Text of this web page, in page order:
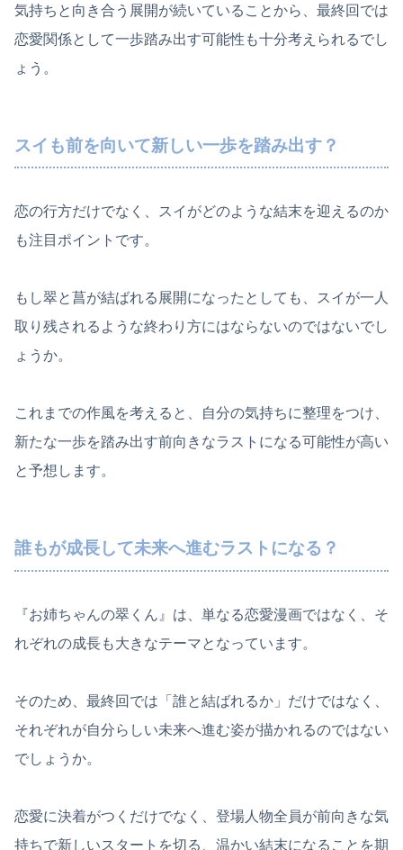
気持ちと向き合う展開が続いていることから、最終回では
恋愛関係として一歩踏み出す可能性も十分考えられるでし
ょう。
スイも前を向いて新しい一歩を踏み出す？
恋の行方だけでなく、スイがどのような結末を迎えるのか
も注目ポイントです。
もし翠と菖が結ばれる展開になったとしても、スイが一人
取り残されるような終わり方にはならないのではないでし
ょうか。
これまでの作風を考えると、自分の気持ちに整理をつけ、
新たな一歩を踏み出す前向きなラストになる可能性が高い
と予想します。
誰もが成長して未来へ進むラストになる？
『お姉ちゃんの翠くん』は、単なる恋愛漫画ではなく、そ
れぞれの成長も大きなテーマとなっています。
そのため、最終回では「誰と結ばれるか」だけではなく、
それぞれが自分らしい未来へ進む姿が描かれるのではない
でしょうか。
恋愛に決着がつくだけでなく、登場人物全員が前向きな気
持ちで新しいスタートを切る、温かい結末になることを期